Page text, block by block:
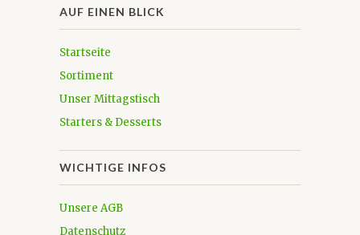
AUF EINEN BLICK
Startseite
Sortiment
Unser Mittagstisch
Starters & Desserts
WICHTIGE INFOS
Unsere AGB
Datenschutz